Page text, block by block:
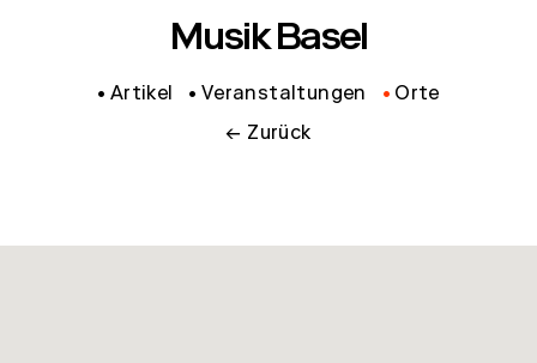
Musik Basel
Artikel Veranstaltungen Orte
← Zurück